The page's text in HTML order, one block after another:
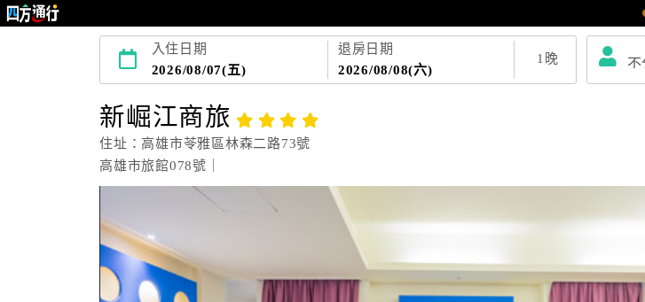
入住日期
2026/08/07(五)
退房日期
2026/08/08(六)
1 晚
新崛江商旅
住址：高雄市苓雅區林森二路73號
高雄市旅館078號｜